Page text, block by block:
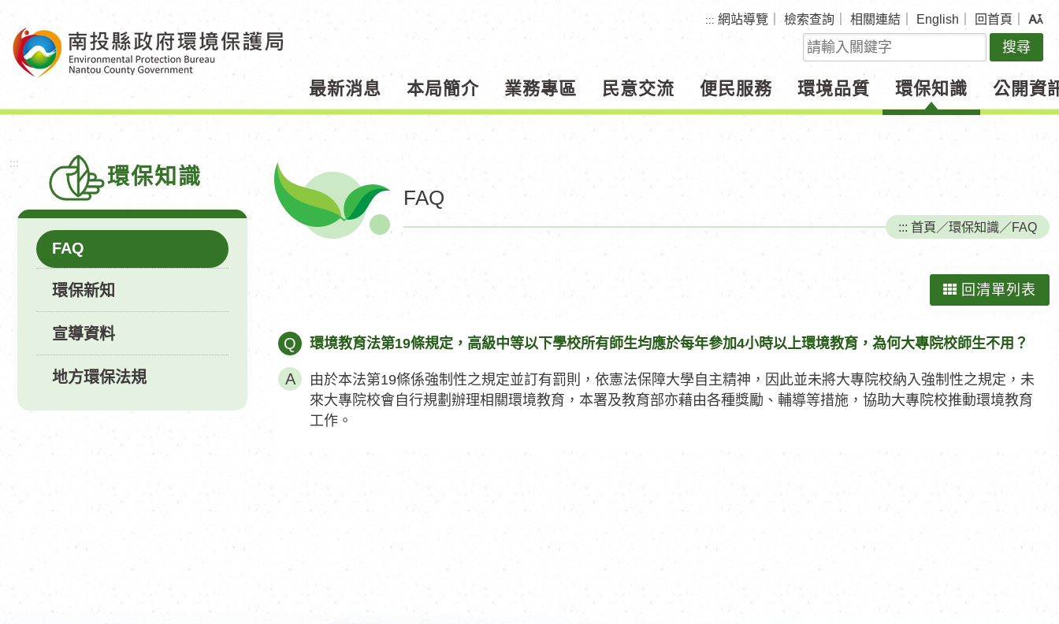
主
容
塊
::: 網站導覽 檢索查詢 相關連結 English 回首頁
關
鍵
字
查
詢
最新消息 本局簡介 業務專區 民意交流 便民服務 環境品質 環保知識 公開資
:::
環保知識
FAQ
環保新知
宣導資料
地方環保法規
FAQ
::: 首頁 ／環保知識／FAQ
回清單列表
Q 環境教育法第19條規定，高級中等以下學校所有師生均應於每年參加4小時以上環境教育，為何大專院校師生不用？
由於本法第19條係強制性之規定並訂有罰則，依憲法保障大學自主精神，因此並未將大專院校納入強制性之規定，未
來大專院校會自行規劃辦理相關環境教育，本署及教育部亦藉由各種獎勵、輔導等措施，協助大專院校推動環境教育
工作。